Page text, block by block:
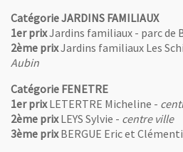
CatégorieJARDINS FAMILIAUX
1er prixJardins familiaux - parc de
2ème prixJardins familiaux Les
Aubin
Catégorie FENETRE
1er prixLETERTRE Micheline -
2ème prixLEYS Sylvie - centre ville
3ème prixBERGUE Eric et